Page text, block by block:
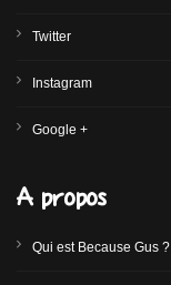
Twitter
Instagram
Google +
A propos
Qui est Because Gus ?